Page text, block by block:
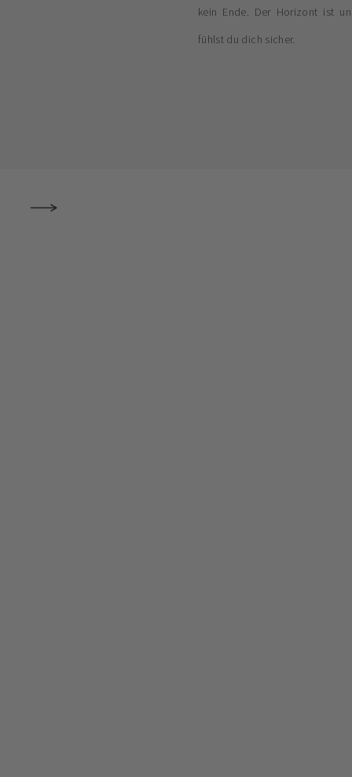
kein Ende. Der Horizont ist
fühlst du dich sicher.